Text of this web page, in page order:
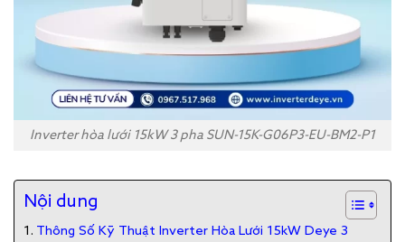
Inverter hòa lưới 15kW 3 pha SUN-15K-G06P3-EU-BM2-P1
Nội dung
Thông Số Kỹ Thuật Inverter Hòa Lưới 15kW Deye 3